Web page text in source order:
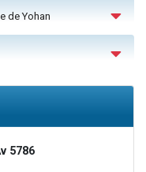
de Yohan
5786